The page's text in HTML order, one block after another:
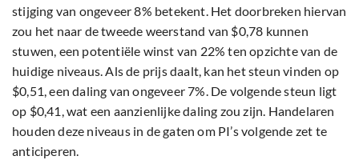
stijging van ongeveer 8% betekent. Het doorbreken hiervan
zou het naar de tweede weerstand van $0,78 kunnen
stuwen, een potentiële winst van 22% ten opzichte van de
huidige niveaus. Als de prijs daalt, kan het steun vinden op
$0,51, een daling van ongeveer 7%. De volgende steun ligt
op $0,41, wat een aanzienlijke daling zou zijn. Handelaren
houden deze niveaus in de gaten om PI’s volgende zet te
anticiperen.